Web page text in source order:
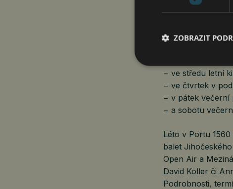
Speciální letní
Pro ty, kdo
− ve středu letní
− ve čtvrtek v
− v pátek večerní
− a sobotu
Léto v Portu
balet
Open Air a
David Koller či
Podrobnosti,
ZOBRAZIT